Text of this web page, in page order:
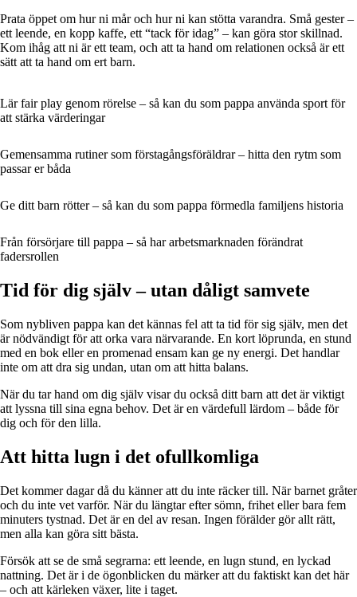
Prata öppet om hur ni mår och hur ni kan stötta varandra. Små gester –
ett leende, en kopp kaffe, ett “tack för idag” – kan göra stor skillnad.
Kom ihåg att ni är ett team, och att ta hand om relationen också är ett
sätt att ta hand om ert barn.
Lär fair play genom rörelse – så kan du som pappa använda sport för
att stärka värderingar
Gemensamma rutiner som förstagångsföräldrar – hitta den rytm som
passar er båda
Ge ditt barn rötter – så kan du som pappa förmedla familjens historia
Från försörjare till pappa – så har arbetsmarknaden förändrat
fadersrollen
Tid för dig själv – utan dåligt samvete
Som nybliven pappa kan det kännas fel att ta tid för sig själv, men det
är nödvändigt för att orka vara närvarande. En kort löprunda, en stund
med en bok eller en promenad ensam kan ge ny energi. Det handlar
inte om att dra sig undan, utan om att hitta balans.
När du tar hand om dig själv visar du också ditt barn att det är viktigt
att lyssna till sina egna behov. Det är en värdefull lärdom – både för
dig och för den lilla.
Att hitta lugn i det ofullkomliga
Det kommer dagar då du känner att du inte räcker till. När barnet gråter
och du inte vet varför. När du längtar efter sömn, frihet eller bara fem
minuters tystnad. Det är en del av resan. Ingen förälder gör allt rätt,
men alla kan göra sitt bästa.
Försök att se de små segrarna: ett leende, en lugn stund, en lyckad
nattning. Det är i de ögonblicken du märker att du faktiskt kan det här
– och att kärleken växer, lite i taget.